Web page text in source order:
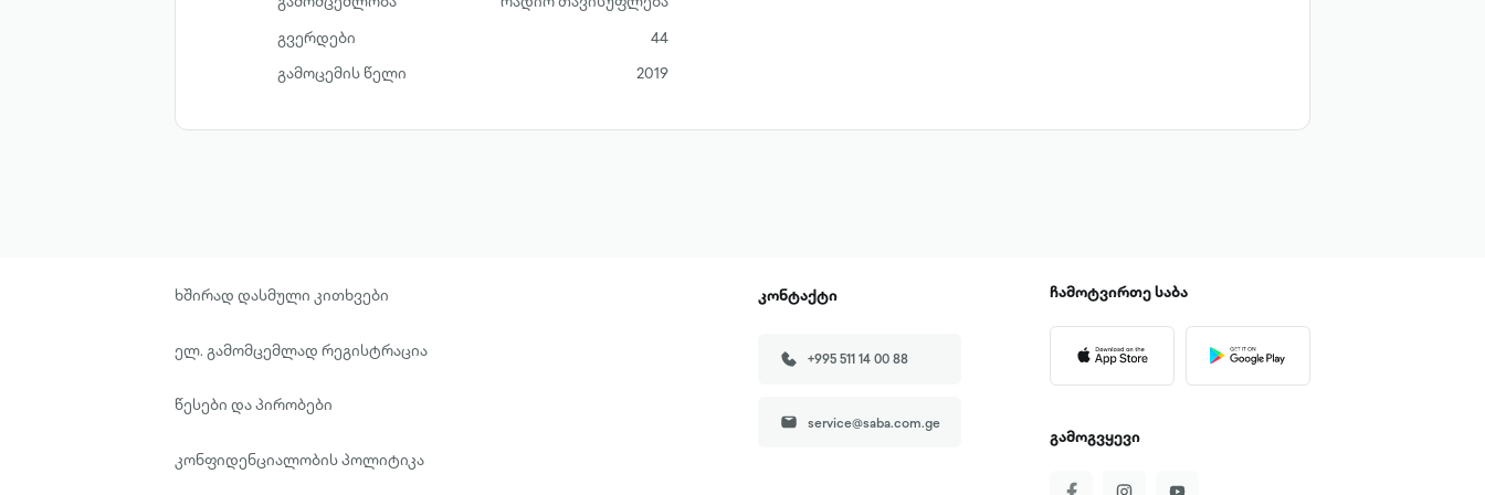
გვერდები
44
გამოცემის წელი
2019
ხშირად დასმული კითხვები
ელ. გამომცემლად რეგისტრაცია
წესები და პირობები
კონფიდენციალობის პოლიტიკა
კონტაქტი
+995 511 14 00 88
service@saba.com.ge
ჩამოტვირთესაბა
გამოგვყევი